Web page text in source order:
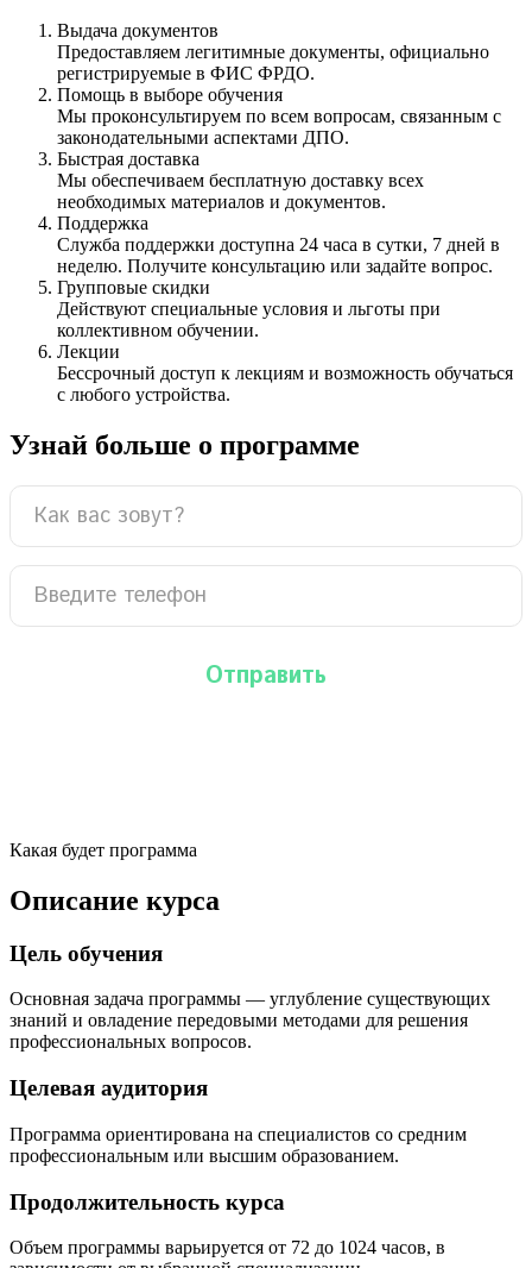
Выдача документов
Предоставляем легитимные документы, официально
регистрируемые в ФИС ФРДО.
Помощь в выборе обучения
Мы проконсультируем по всем вопросам, связанным с
законодательными аспектами ДПО.
Быстрая доставка
Мы обеспечиваем бесплатную доставку всех
необходимых материалов и документов.
Поддержка
Служба поддержки доступна 24 часа в сутки, 7 дней в
неделю. Получите консультацию или задайте вопрос.
Групповые скидки
Действуют специальные условия и льготы при
коллективном обучении.
Лекции
Бессрочный доступ к лекциям и возможность обучаться
с любого устройства.
Узнай больше о программе
Какая будет программа
Описание курса
Цель обучения
Основная задача программы — углубление существующих
знаний и овладение передовыми методами для решения
профессиональных вопросов.
Целевая аудитория
Программа ориентирована на специалистов со средним
профессиональным или высшим образованием.
Продолжительность курса
Объем программы варьируется от 72 до 1024 часов, в